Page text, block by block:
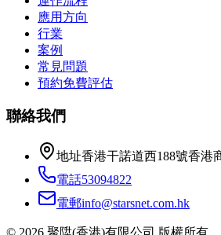
應用方向
行業
案例
常見問題
預約免費評估
聯絡我們
地址香港干諾道西188號香港
電話53094822
電郵info@starsnet.com.hk
© 2026 聚陞(香港)有限公司 版權所有